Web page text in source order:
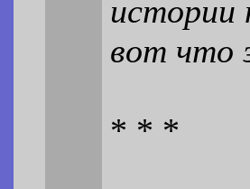
истории
вот что
* * *